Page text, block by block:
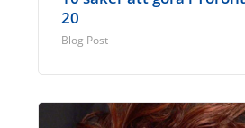
20
Blog Post